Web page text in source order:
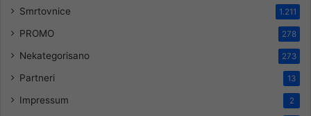
Smrtovnice 1.211
PROMO 278
Nekategorisano 273
Partneri 13
Impressum 2